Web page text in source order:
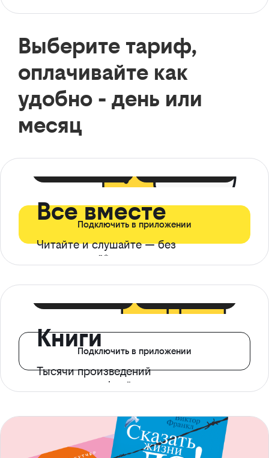
Выберите тариф,
оплачивайте как
удобно - день или
месяц
Все вместе
Читайте и слушайте — без
ограничений*
Подключить в приложении
Книги
Тысячи произведений
с доступом офлайн
Подключить в приложении